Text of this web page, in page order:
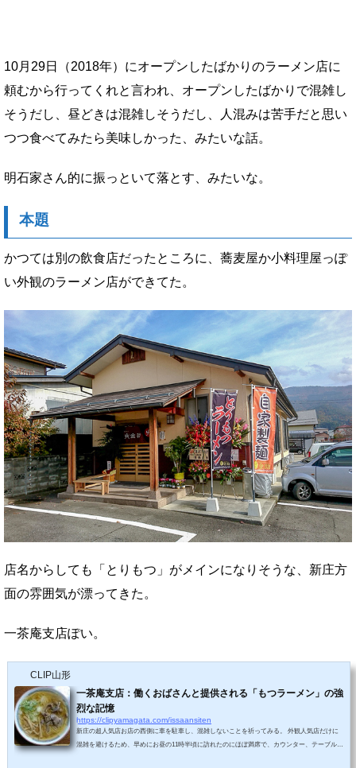
10月29日（2018年）にオープンしたばかりのラーメン店に
頼むから行ってくれと言われ、オープンしたばかりで混雑し
そうだし、昼どきは混雑しそうだし、人混みは苦手だと思い
つつ食べてみたら美味しかった、みたいな話。
明石家さん的に振っといて落とす、みたいな。
本題
かつては別の飲食店だったところに、蕎麦屋か小料理屋っぽ
い外観のラーメン店ができてた。
店名からしても「とりもつ」がメインになりそうな、新庄方
面の雰囲気が漂ってきた。
一茶庵支店ぽい。
CLIP山形
一茶庵支店：働くおばさんと提供される「もつラーメン」の強
烈な記憶
https://clipyamagata.com/issaansiten
新庄の超人気店お店の西側に車を駐車し、混雑しないことを祈ってみる。 外観人気店だけに
混雑を避けるため、早めにお昼の11時半頃に訪れたのにほぼ満席で、カウンター、テーブル、